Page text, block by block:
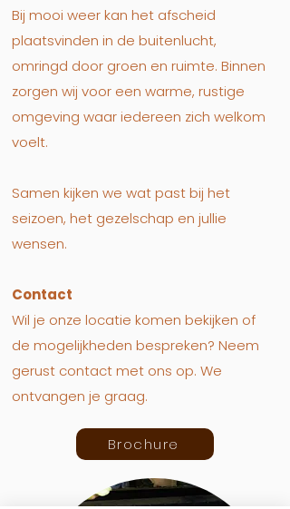
Bij mooi weer kan het afscheid
plaatsvinden in de buitenlucht,
omringd door groen en ruimte. Binnen
zorgen wij voor een warme, rustige
omgeving waar iedereen zich welkom
voelt.
Samen kijken we wat past bij het
seizoen, het gezelschap en jullie
wensen.
Contact
Wil je onze locatie komen bekijken of
de mogelijkheden bespreken? Neem
gerust contact met ons op. We
ontvangen je graag.
Brochure